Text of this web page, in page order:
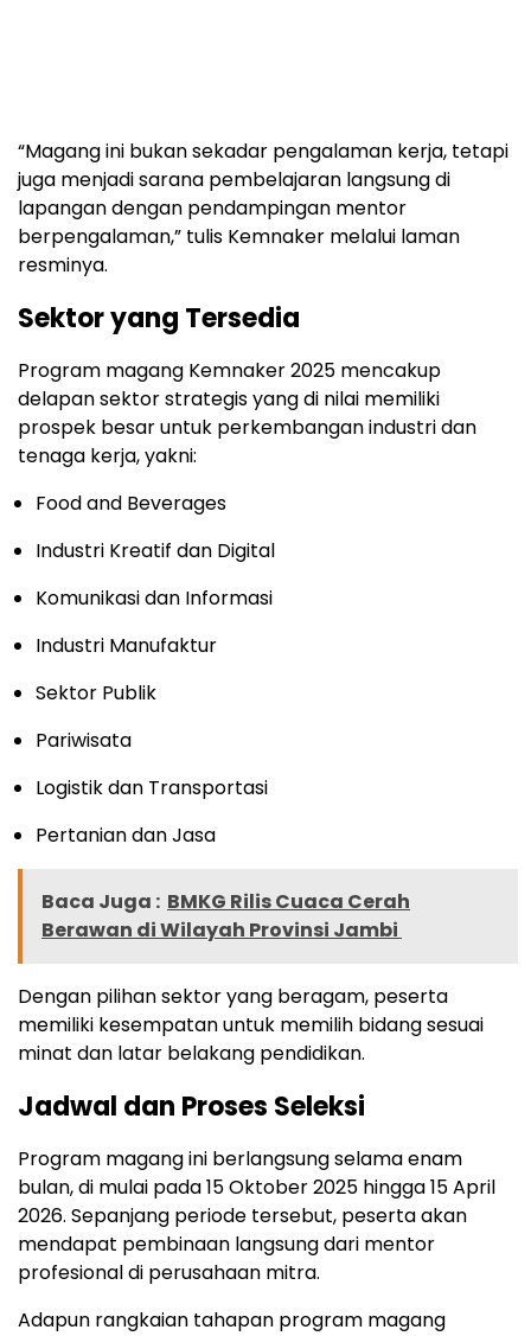
“Magang ini bukan sekadar pengalaman kerja, tetapi
juga menjadi sarana pembelajaran langsung di
lapangan dengan pendampingan mentor
berpengalaman,” tulis Kemnaker melalui laman
resminya.
Sektor yang Tersedia
Program magang Kemnaker 2025 mencakup
delapan sektor strategis yang di nilai memiliki
prospek besar untuk perkembangan industri dan
tenaga kerja, yakni:
Food and Beverages
Industri Kreatif dan Digital
Komunikasi dan Informasi
Industri Manufaktur
Sektor Publik
Pariwisata
Logistik dan Transportasi
Pertanian dan Jasa
Baca Juga : BMKG Rilis Cuaca Cerah
Berawan di Wilayah Provinsi Jambi
Dengan pilihan sektor yang beragam, peserta
memiliki kesempatan untuk memilih bidang sesuai
minat dan latar belakang pendidikan.
Jadwal dan Proses Seleksi
Program magang ini berlangsung selama enam
bulan, di mulai pada 15 Oktober 2025 hingga 15 April
2026. Sepanjang periode tersebut, peserta akan
mendapat pembinaan langsung dari mentor
profesional di perusahaan mitra.
Adapun rangkaian tahapan program magang